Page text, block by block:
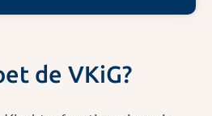
de VKiG?